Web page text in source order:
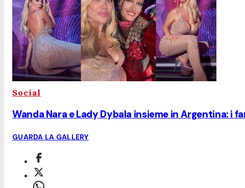
Social
Wanda Nara e Lady Dybala insieme in Argentina: i
GUARDA LA GALLERY